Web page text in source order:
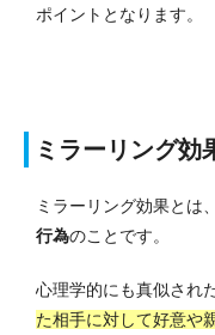
ポイントとなります。
ミラーリング効
ミラーリング効果とは、
行為のことです。
心理学的にも真似され
た相手に対して好意や